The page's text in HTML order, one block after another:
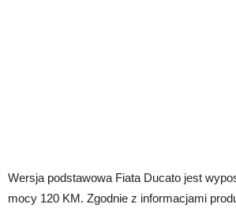
Wersja podstawowa Fiata Ducato jest
mocy 120 KM. Zgodnie z informacjami